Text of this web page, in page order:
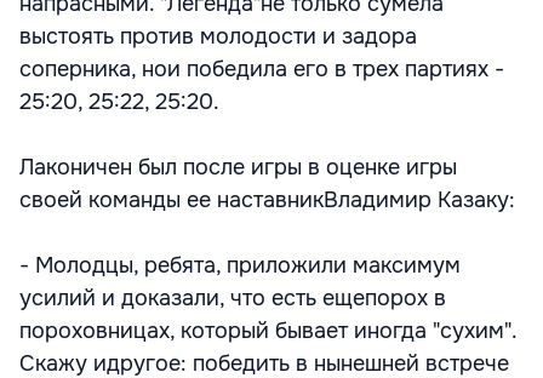
выстоять против молодости и задора
соперника, нои победила его в трех партиях -
25:20, 25:22, 25:20.
Лаконичен был после игры в оценке игры
своей команды ее наставникВладимир Казаку:
- Молодцы, ребята, приложили максимум
усилий и доказали, что есть ещепорох в
пороховницах, который бывает иногда "сухим".
Скажу идругое: победить в нынешней встрече